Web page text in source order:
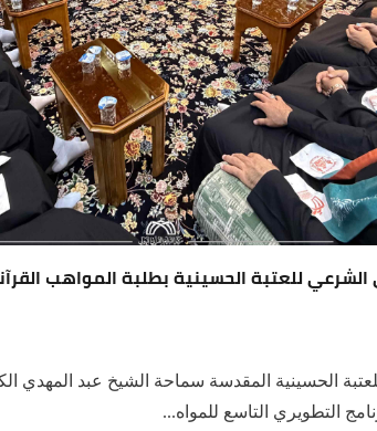
للعتبة الحسينية بطلبة المواهب
الحسينية المقدسة سماحة الشيخ عبد المهدي
التطويري التاسع للمواه...